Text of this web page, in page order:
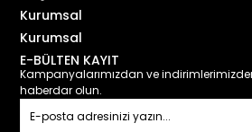
Kurumsal
Kurumsal
E-BÜLTEN KAYIT
Kampanyalarımızdan ve
haberdar olun.